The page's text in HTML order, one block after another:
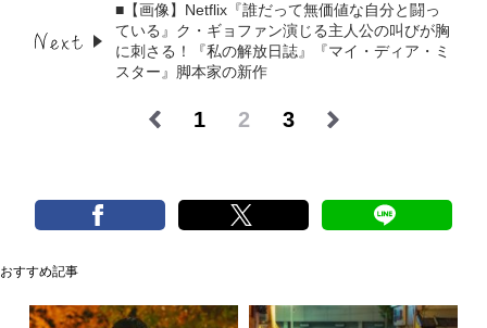
■【画像】Netflix『誰だって無価値な自分と闘っ
ている』ク・ギョファン演じる主人公の叫びが胸
に刺さる！『私の解放日誌』『マイ・ディア・ミ
スター』脚本家の新作
1 2 3
おすすめ記事